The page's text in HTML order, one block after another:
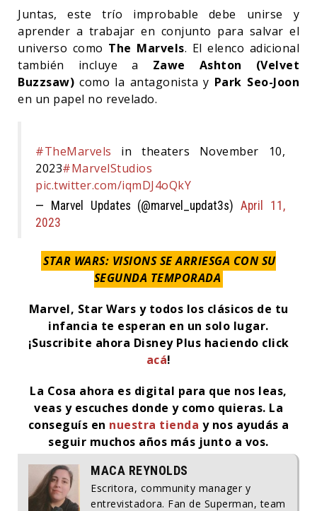
Juntas, este trío improbable debe unirse y
aprender a trabajar en conjunto para salvar el
universo como The Marvels. El elenco adicional
también incluye a Zawe Ashton (Velvet
Buzzsaw) como la antagonista y Park Seo-Joon
en un papel no revelado.
#TheMarvels in theaters November 10,
2023#MarvelStudios
pic.twitter.com/iqmDJ4oQkY
— Marvel Updates (@marvel_updat3s)April 11,
2023
STAR WARS: VISIONS SE ARRIESGA CON SU
SEGUNDA TEMPORADA
Marvel, Star Wars y todos los clásicos de tu
infancia te esperan en un solo lugar.
¡Suscribite ahora Disney Plus haciendo click
acá!
La Cosa ahora es digital para que nos leas,
veas y escuches donde y como quieras. La
conseguís en nuestra tienda y nos ayudás a
seguir muchos años más junto a vos.
MACA REYNOLDS
Escritora, community manager y
entrevistadora. Fan de Superman, team